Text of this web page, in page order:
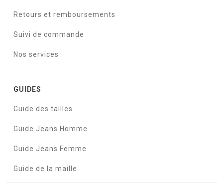
Retours et remboursements
Suivi de commande
Nos services
GUIDES
Guide des tailles
Guide Jeans Homme
Guide Jeans Femme
Guide de la maille